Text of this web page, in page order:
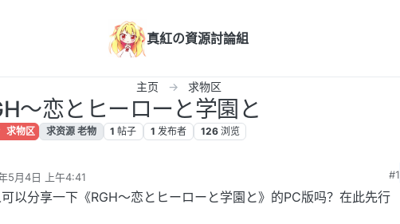
真紅の資源討論組
主页 求物区
～恋とヒーローと学園と
求物区 求资源 老物 1 帖子 1 发布者 126 浏览
5月4日 上午4:41 #1
以分享一下《RGH～恋とヒーローと学園と》的PC版吗？在此先行